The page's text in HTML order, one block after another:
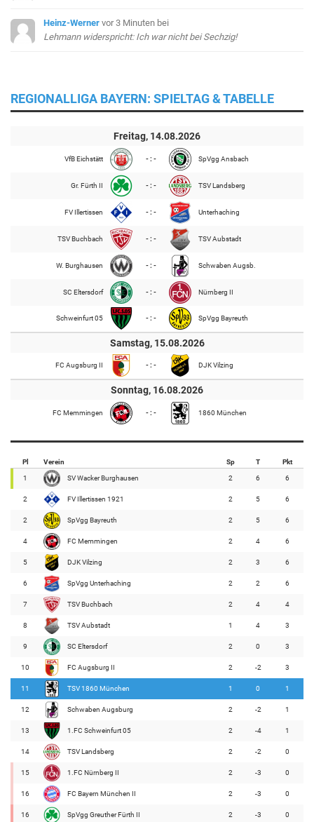
Heinz-Werner vor 3 Minuten bei
Lehmann widerspricht: Ich war nicht bei Sechzig!
REGIONALLIGA BAYERN: SPIELTAG & TABELLE
Freitag, 14.08.2026
VfB Eichstätt - : - SpVgg Ansbach
Gr. Fürth II - : - TSV Landsberg
FV Illertissen - : - Unterhaching
TSV Buchbach - : - TSV Aubstadt
W. Burghausen - : - Schwaben Augsb.
SC Eltersdorf - : - Nürnberg II
Schweinfurt 05 - : - SpVgg Bayreuth
Samstag, 15.08.2026
FC Augsburg II - : - DJK Vilzing
Sonntag, 16.08.2026
FC Memmingen - : - 1860 München
Pl Verein Sp T Pkt
1 SV Wacker Burghausen 2 6 6
2 FV Illertissen 1921 2 5 6
2 SpVgg Bayreuth 2 5 6
4 FC Memmingen 2 4 6
5 DJK Vilzing 2 3 6
6 SpVgg Unterhaching 2 2 6
7 TSV Buchbach 2 4 4
8 TSV Aubstadt 1 4 3
9 SC Eltersdorf 2 0 3
10 FC Augsburg II 2 -2 3
11 TSV 1860 München 1 0 1
12 Schwaben Augsburg 2 -2 1
13 1.FC Schweinfurt 05 2 -4 1
14 TSV Landsberg 2 -2 0
15 1.FC Nürnberg II 2 -3 0
16 FC Bayern München II 2 -3 0
16 SpVgg Greuther Fürth II 2 -3 0